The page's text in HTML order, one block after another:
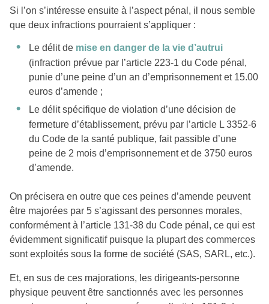
Si l’on s’intéresse ensuite à l’aspect pénal, il nous semble
que deux infractions pourraient s’appliquer :
Le délit de mise en danger de la vie d’autrui
(infraction prévue par l’article 223-1 du Code pénal,
punie d’une peine d’un an d’emprisonnement et 15.00
euros d’amende ;
Le délit spécifique de violation d’une décision de
fermeture d’établissement, prévu par l’article L 3352-6
du Code de la santé publique, fait passible d’une
peine de 2 mois d’emprisonnement et de 3750 euros
d’amende.
On précisera en outre que ces peines d’amende peuvent
être majorées par 5 s’agissant des personnes morales,
conformément à l’article 131-38 du Code pénal, ce qui est
évidemment significatif puisque la plupart des commerces
sont exploités sous la forme de société (SAS, SARL, etc.).
Et, en sus de ces majorations, les dirigeants-personne
physique peuvent être sanctionnés avec les personnes